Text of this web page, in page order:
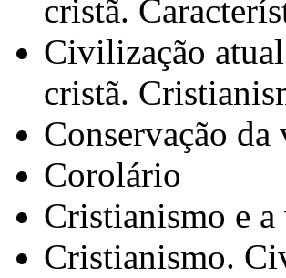
cristã.
Civilização
cristã.
Conservação da
Corolário
Cristianismo e
Cristianismo.